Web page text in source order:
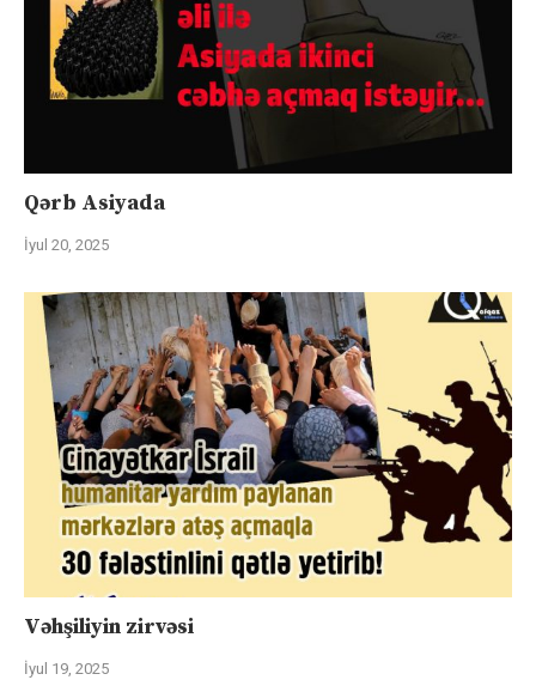
Qərb Asiyada
İyul 20, 2025
Vəhşiliyin zirvəsi
İyul 19, 2025